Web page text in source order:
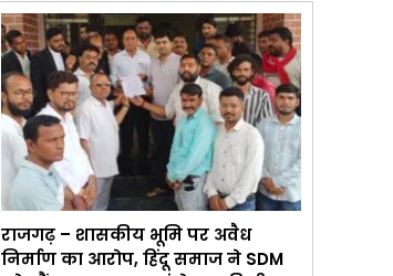
राजगढ़ – शासकीय भूमि पर अवैध
निर्माण का आरोप, हिंदू समाज ने SDM